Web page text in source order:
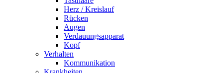
Herz / Kreislauf
Rücken
Augen
Verdauungsapparat
Kopf
Verhalten
Kommunikation